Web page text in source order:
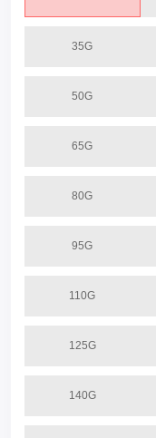
35G
50G
65G
80G
95G
110G
125G
140G